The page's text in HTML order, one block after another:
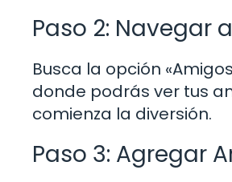
Paso 2: Navegar
Busca la opción
donde podrás ver tus
comienza la diversión.
Paso 3: Agregar